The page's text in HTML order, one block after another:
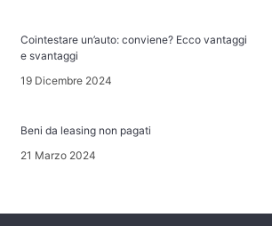
Cointestare un’auto: conviene? Ecco vantaggi
e svantaggi
19 Dicembre 2024
Beni da leasing non pagati
21 Marzo 2024